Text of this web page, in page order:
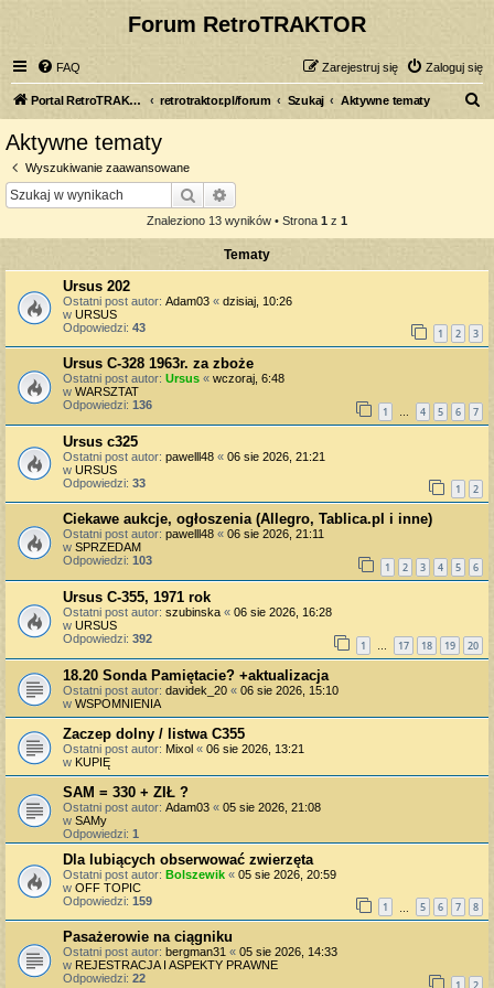
Forum RetroTRAKTOR
FAQ Zaloguj się
Zarejestruj się
Portal RetroTRAKTOR.pl retrotraktor.pl/forum Szukaj Aktywne tematy
Aktywne tematy
Wyszukiwanie zaawansowane
Szukaj
Znaleziono 13 wyników • Strona 1 z 1
Tematy
Ursus 202
Ostatni post autor: Adam03 « dzisiaj, 10:26
w URSUS
Odpowiedzi: 43 1 2 3
Ursus C-328 1963r. za zboże
Ostatni post autor: Ursus « wczoraj, 6:48
w WARSZTAT
Odpowiedzi: 136 1 … 4 5 6 7
Ursus c325
Ostatni post autor: pawelll48 « 06 sie 2026, 21:21
w URSUS
Odpowiedzi: 33 1 2
Ciekawe aukcje, ogłoszenia (Allegro, Tablica.pl i inne)
Ostatni post autor: pawelll48 « 06 sie 2026, 21:11
w SPRZEDAM
Odpowiedzi: 103 1 2 3 4 5 6
Ursus C-355, 1971 rok
Ostatni post autor: szubinska « 06 sie 2026, 16:28
w URSUS
Odpowiedzi: 392 1 … 17 18 19 20
18.20 Sonda Pamiętacie? +aktualizacja
Ostatni post autor: davidek_20 « 06 sie 2026, 15:10
w WSPOMNIENIA
Zaczep dolny / listwa C355
Ostatni post autor: Mixol « 06 sie 2026, 13:21
w KUPIĘ
SAM = 330 + ZIŁ ?
Ostatni post autor: Adam03 « 05 sie 2026, 21:08
w SAMy
Odpowiedzi: 1
Dla lubiących obserwować zwierzęta
Ostatni post autor: Bolszewik « 05 sie 2026, 20:59
w OFF TOPIC
Odpowiedzi: 159 1 5 6 7 8
Pasażerowie na ciągniku
Ostatni post autor: bergman31 « 05 sie 2026, 14:33
w REJESTRACJA I ASPEKTY PRAWNE
Odpowiedzi: 22